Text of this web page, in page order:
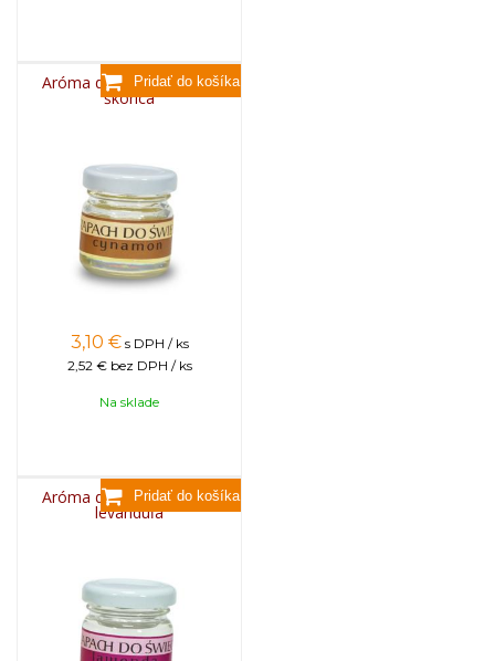
Aróma do sviečok, 25g -
škorica
3,10 € s DPH / ks
2,52 € bez DPH / ks
Na sklade
Aróma do sviečok, 25g -
levanduľa